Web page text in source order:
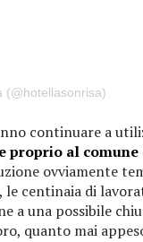
(@hotellasonrisa)
continuare a
proprio al
ovviamente
centinaia di
una possibile
quanto mai